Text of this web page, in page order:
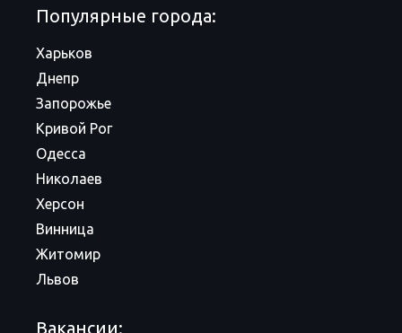
Популярные города:
Харьков
Днепр
Запорожье
Кривой Рог
Одесса
Николаев
Херсон
Винница
Житомир
Львов
Вакансии: